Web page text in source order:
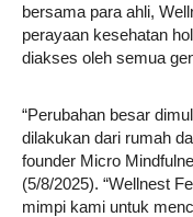
bersama para ahli,
perayaan kesehatan
diakses oleh semua
“Perubahan besar
dilakukan dari rumah
founder Micro
(5/8/2025). “Wellnest
mimpi kami untuk